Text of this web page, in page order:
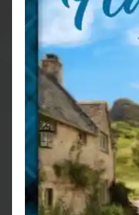
Manche Sterne
gebracht werden –
♥♥♥Kirkby ist wie
Kirkby auf einen
Alle Geschichten
können